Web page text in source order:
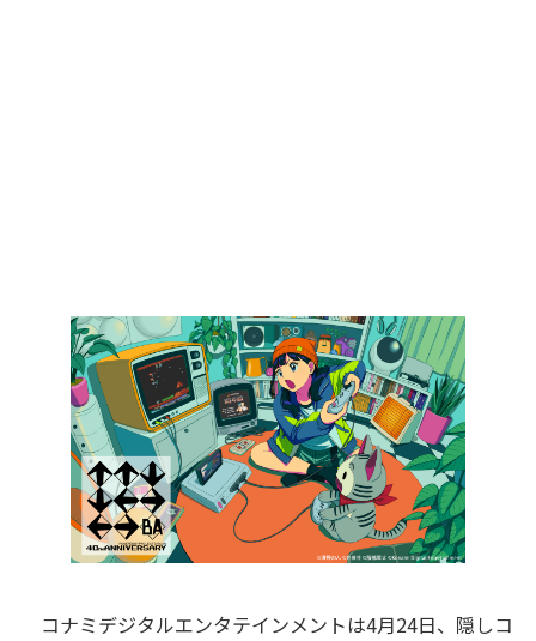
コナミデジタルエンタテインメントは4月24日、隠しコ